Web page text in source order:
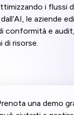
i flussi
le aziende
conformità e
di risorse.
una demo